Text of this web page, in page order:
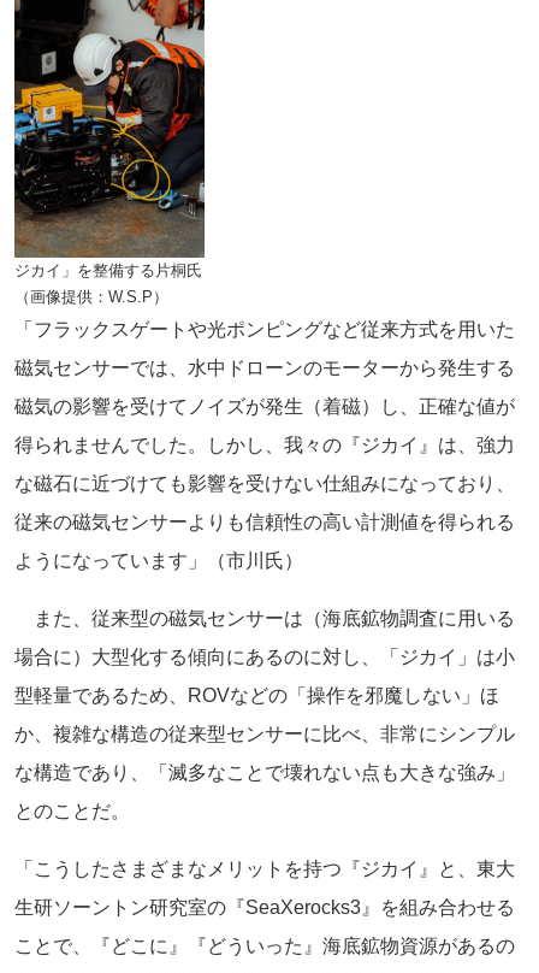
ジカイ」を整備する片桐氏
（画像提供：W.S.P）
「フラックスゲートや光ポンピングなど従来方式を用いた
磁気センサーでは、水中ドローンのモーターから発生する
磁気の影響を受けてノイズが発生（着磁）し、正確な値が
得られませんでした。しかし、我々の『ジカイ』は、強力
な磁石に近づけても影響を受けない仕組みになっており、
従来の磁気センサーよりも信頼性の高い計測値を得られる
ようになっています」（市川氏）
また、従来型の磁気センサーは（海底鉱物調査に用いる
場合に）大型化する傾向にあるのに対し、「ジカイ」は小
型軽量であるため、ROVなどの「操作を邪魔しない」ほ
か、複雑な構造の従来型センサーに比べ、非常にシンプル
な構造であり、「滅多なことで壊れない点も大きな強み」
とのことだ。
「こうしたさまざまなメリットを持つ『ジカイ』と、東大
生研ソーントン研究室の『SeaXerocks3』を組み合わせる
ことで、『どこに』『どういった』海底鉱物資源があるの